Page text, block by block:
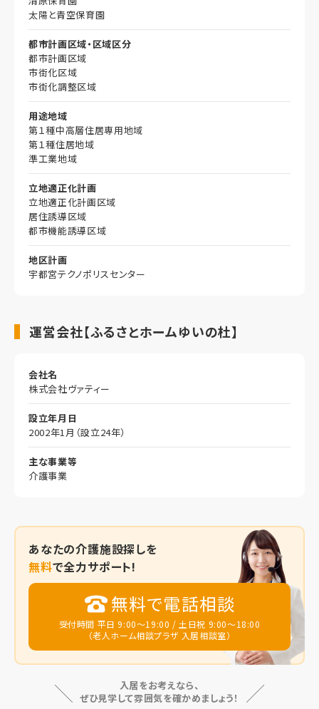
太陽と青空保育園
都市計画区域・区域区分
都市計画区域
市街化区域
市街化調整区域
用途地域
第１種中高層住居専用地域
第１種住居地域
準工業地域
立地適正化計画
立地適正化計画区域
居住誘導区域
都市機能誘導区域
地区計画
宇都宮テクノポリスセンター
運営会社【ふるさとホームゆいの杜】
会社名
株式会社ヴァティー
設立年月日
2002年1月（設立24年）
主な事業等
介護事業
あなたの介護施設探しを
無料で全力サポート!
無料で電話相談
受付時間 平日 9:00～19:00 / 土日祝 9:00～18:00
（老人ホーム相談プラザ 入居相談室）
入居をお考えなら、
ぜひ見学して雰囲気を確かめましょう！